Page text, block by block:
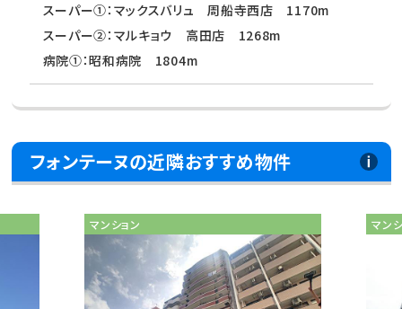
スーパー①：マックスバリュ 周船寺西店 1170m
スーパー②：マルキョウ 高田店 1268m
病院①：昭和病院 1804m
フォンテーヌの近隣おすすめ物件
マンション マン